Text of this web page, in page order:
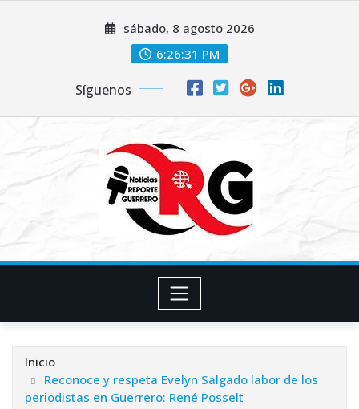
sábado, 8 agosto 2026
6:26:31 PM
Síguenos
Inicio
Reconoce y respeta Evelyn Salgado labor de los
periodistas en Guerrero: René Posselt